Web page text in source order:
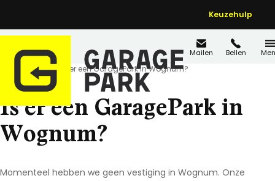
Keuzehulp
Mailen Bellen
FAQ's Is er een GaragePark in Wognum?
Is er een GaragePark in
Wognum?
Momenteel hebben we geen vestiging in Wognum. Onze